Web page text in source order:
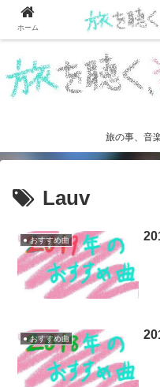
旅の事、音
Lauv
● おすすめ曲
● おすすめ曲
ホーム